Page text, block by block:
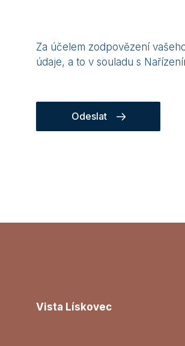
Za účelem zodpovězení
údaje, a to v souladu s
Odeslat
Vista Lískovec